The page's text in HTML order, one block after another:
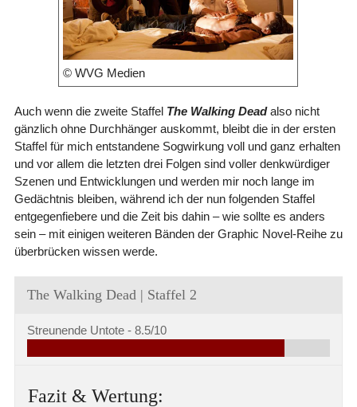
© WVG Medien
Auch wenn die zweite Staffel The Walking Deadalso nicht
gänzlich ohne Durchhänger auskommt, bleibt die in der ersten
Staffel für mich entstandene Sogwirkung voll und ganz erhalten
und vor allem die letzten drei Folgen sind voller denkwürdiger
Szenen und Entwicklungen und werden mir noch lange im
Gedächtnis bleiben, während ich der nun folgenden Staffel
entgegenfiebere und die Zeit bis dahin – wie sollte es anders
sein – mit einigen weiteren Bänden der Graphic Novel-Reihe zu
überbrücken wissen werde.
The Walking Dead | Staffel 2
Streunende Untote - 8.5/10
Fazit & Wertung: